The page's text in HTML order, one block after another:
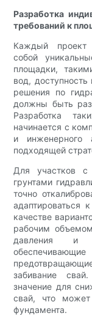
Разработка
требований к
Каждый проект
собой
площадки,
вод, доступность
решения по
должны быть
Разработка
начинается с
и инженерного
подходящей
Для участков с
грунтами
точно
адаптироваться
качестве
рабочим
давления и
забивание
значение для
свай, что может
фундамента.